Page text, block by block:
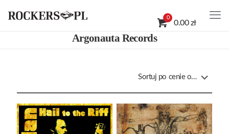
0
0.00 zł
Argonauta Records